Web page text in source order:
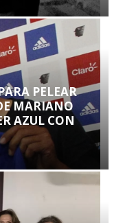
PELEAR
MARIANO
AZUL CON